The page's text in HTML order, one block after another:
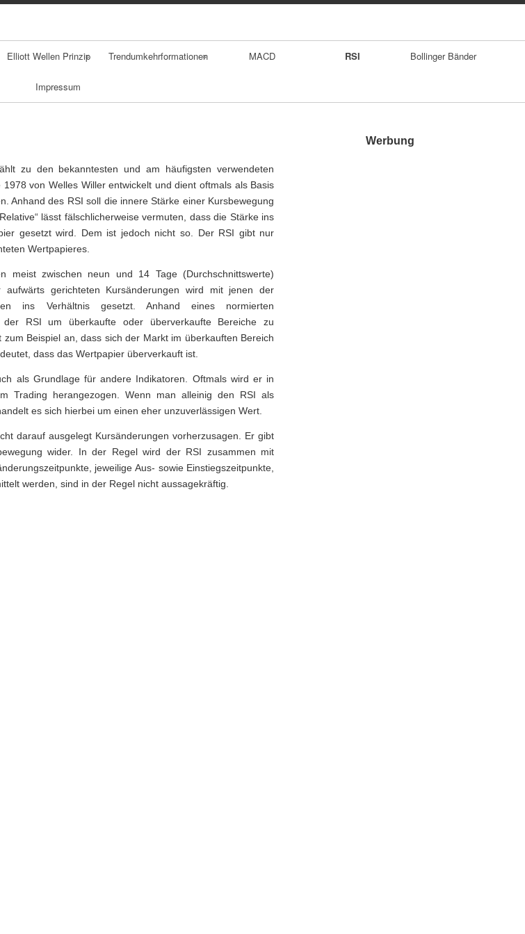
Elliott Wellen Prinzip
Fibonacci
Retracement
Trendumkehrformationen
Schulter
Formation
Doppelhoch
MACD RSI Bollinger Bänder
Impressum
zu den bekanntesten und am häufigsten verwendeten
von Welles Willer entwickelt und dient oftmals als Basis
Anhand des RSI soll die innere Stärke einer Kursbewegung
lässt fälschlicherweise vermuten, dass die Stärke ins
gesetzt wird. Dem ist jedoch nicht so. Der RSI gibt nur
Wertpapieres.
meist zwischen neun und 14 Tage (Durchschnittswerte)
aufwärts gerichteten Kursänderungen wird mit jenen der
ins Verhältnis gesetzt. Anhand eines normierten
RSI um überkaufte oder überverkaufte Bereiche zu
Beispiel an, dass sich der Markt im überkauften Bereich
dass das Wertpapier überverkauft ist.
als Grundlage für andere Indikatoren. Oftmals wird er in
Trading herangezogen. Wenn man alleinig den RSI als
es sich hierbei um einen eher unzuverlässigen Wert.
darauf ausgelegt Kursänderungen vorherzusagen. Er gibt
wider. In der Regel wird der RSI zusammen mit
jeweilige Aus- sowie Einstiegszeitpunkte,
werden, sind in der Regel nicht aussagekräftig.
Werbung